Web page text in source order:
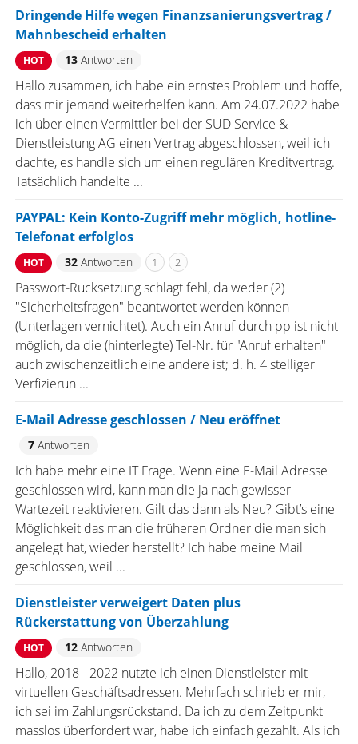
Dringende Hilfe wegen Finanzsanierungsvertrag /
Mahnbescheid erhalten
HOT 13Antworten
Hallo zusammen, ich habe ein ernstes Problem und hoffe,
dass mir jemand weiterhelfen kann. Am 24.07.2022 habe
ich über einen Vermittler bei der SUD Service &
Dienstleistung AG einen Vertrag abgeschlossen, weil ich
dachte, es handle sich um einen regulären Kreditvertrag.
Tatsächlich handelte ...
PAYPAL: Kein Konto-Zugriff mehr möglich, hotline-
Telefonat erfolglos
HOT 32Antworten 1 2
Passwort-Rücksetzung schlägt fehl, da weder (2)
"Sicherheitsfragen" beantwortet werden können
(Unterlagen vernichtet). Auch ein Anruf durch pp ist nicht
möglich, da die (hinterlegte) Tel-Nr. für "Anruf erhalten"
auch zwischenzeitlich eine andere ist; d. h. 4 stelliger
Verfizierun ...
E-Mail Adresse geschlossen / Neu eröffnet
7Antworten
Ich habe mehr eine IT Frage. Wenn eine E-Mail Adresse
geschlossen wird, kann man die ja nach gewisser
Wartezeit reaktivieren. Gilt das dann als Neu? Gibt’s eine
Möglichkeit das man die früheren Ordner die man sich
angelegt hat, wieder herstellt? Ich habe meine Mail
geschlossen, weil ...
Dienstleister verweigert Daten plus
Rückerstattung von Überzahlung
HOT 12Antworten
Hallo, 2018 - 2022 nutzte ich einen Dienstleister mit
virtuellen Geschäftsadressen. Mehrfach schrieb er mir,
ich sei im Zahlungsrückstand. Da ich zu dem Zeitpunkt
masslos überfordert war, habe ich einfach gezahlt. Als ich